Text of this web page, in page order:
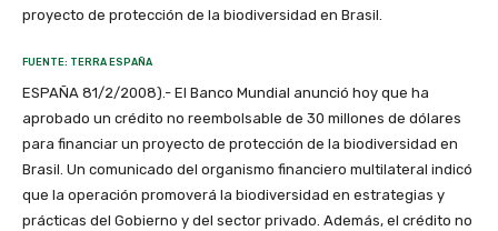
proyecto de protección de la biodiversidad en Brasil.
FUENTE: TERRA ESPAÑA
ESPAÑA 81/2/2008).- El Banco Mundial anunció hoy que ha
aprobado un crédito no reembolsable de 30 millones de dólares
para financiar un proyecto de protección de la biodiversidad en
Brasil. Un comunicado del organismo financiero multilateral indicó
que la operación promoverá la biodiversidad en estrategias y
prácticas del Gobierno y del sector privado. Además, el crédito no